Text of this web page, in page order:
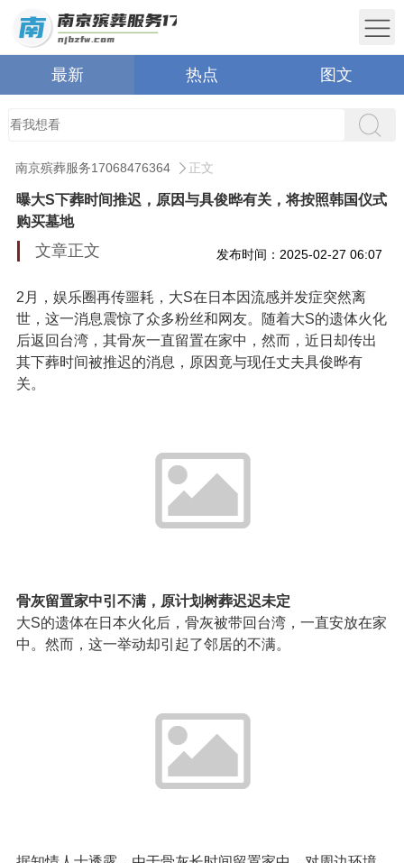
最新 热点 图文
南京殡葬服务17068476364 正文
曝大S下葬时间推迟，原因与具俊晔有关，将按照韩国仪式
购买墓地
文章正文 发布时间：2025-02-27 06:07
2月，娱乐圈再传噩耗，大S在日本因流感并发症突然离
世，这一消息震惊了众多粉丝和网友。随着大S的遗体火化
后返回台湾，其骨灰一直留置在家中，然而，近日却传出
其下葬时间被推迟的消息，原因竟与现任丈夫具俊晔有
关。
骨灰留置家中引不满，原计划树葬迟迟未定
大S的遗体在日本火化后，骨灰被带回台湾，一直安放在家
中。然而，这一举动却引起了邻居的不满。